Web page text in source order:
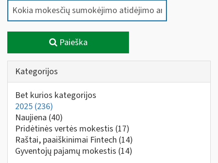
Paieška
Kategorijos
Bet kurios kategorijos
2025 (236)
Naujiena (40)
Pridėtinės vertės mokestis (17)
Raštai, paaiškinimai Fintech (14)
Gyventojų pajamų mokestis (14)